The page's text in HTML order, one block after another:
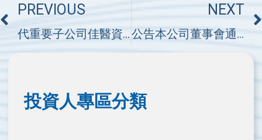
PREVIOUS
代重要子公司佳醫資產管理事業股份有限公司公告董事、監察人任期屆滿重新指派
NEXT
公告本公司董事會通過114年第2季合併財務報告
投資人專區分類